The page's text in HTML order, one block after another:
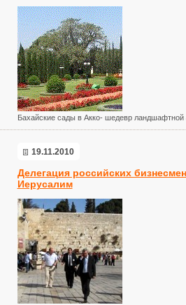
Бахайские сады в Акко- шедевр ландшафтной
19.11.2010
Делегация российских
Иерусалим